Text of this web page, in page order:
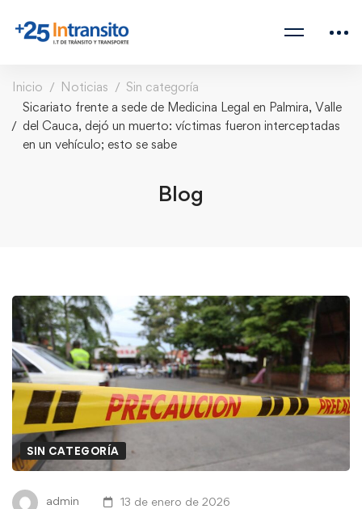
Inicio Noticias
Sin categoría
Sicariato frente a sede de Medicina Legal en Palmira, Valle
del Cauca, dejó un muerto: víctimas fueron interceptadas
en un vehículo; esto se sabe
Blog
SIN CATEGORÍA
admin 13 de enero de 2026